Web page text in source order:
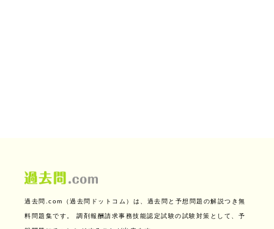
過去問.com（過去問ドットコム）は、過去問と予想問題の解説つき無
料問題集です。 調剤報酬請求事務技能認定試験の試験対策として、予